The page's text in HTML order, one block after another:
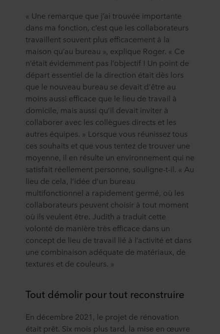
« Une remarque que j’ai trouvée importante
dans ma fonction, c’est que les collaborateurs
travaillent souvent plus efficacement à la
maison qu’au bureau », explique Roger. « Ce
n’était évidemment pas l’objectif ! Un point de
départ essentiel de la direction était dès lors
que le nouveau bureau se devait d'être au
moins aussi efficace que le lieu de travail à
domicile, mais aussi qu’il devait inviter à
collaborer avec les collègues directs et les
autres équipes. » Lorsque vous réunissez tous
ces souhaits et que vous tentez de trouver une
moyenne, il en résulte un environnement qui ne
satisfait réellement personne, souligne-t-il. « Au
lieu de cela, l’idée d’un bureau
multifonctionnel a rapidement germé, où les
collaborateurs peuvent choisir à tout moment
où ils veulent être. Judith a traduit cette
volonté de manière très efficace dans un
concept de lieu de travail lié à l’activité et dans
une combinaison adéquate de matériaux, de
textures et de couleurs. »
Tout démolir pour tout reconstruire
En décembre 2021, le projet de rénovation
était prêt. Six mois plus tard, la mise en œuvre